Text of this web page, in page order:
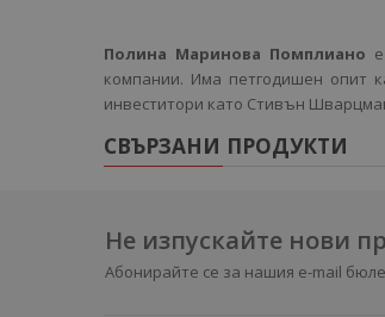
Полина Маринова Помплиано
компании. Има петгодишен опит
инвеститори като Стивън
СВЪРЗАНИ ПРОДУКТИ
Не изпускайте нови
Абонирайте се за нашия e-mail